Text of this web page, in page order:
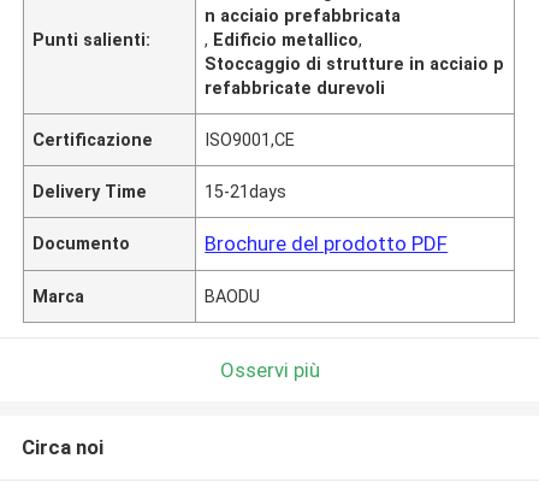
Punti salienti:
n acciaio prefabbricata
, Edificio metallico,
Stoccaggio di strutture in acciaio p
refabbricate durevoli
Certificazione ISO9001,CE
Delivery Time 15-21days
Documento Brochure del prodotto PDF
Marca BAODU
Osservi più
Circa noi